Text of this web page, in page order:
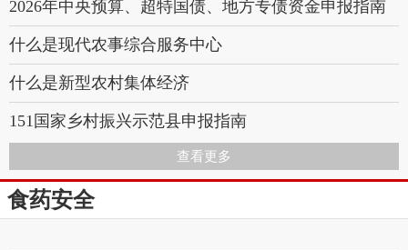
2026年中央预算、超特国债、地方专债资金申报指南
什么是现代农事综合服务中心
什么是新型农村集体经济
151国家乡村振兴示范县申报指南
144设施农业政策奖补2026申报指南
113国家级特色小镇
查看更多
食药安全